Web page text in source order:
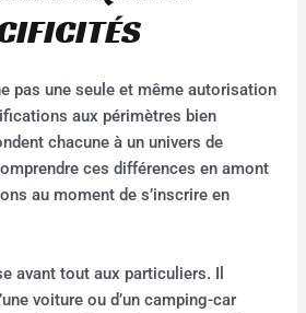
pas une seule et même autorisation
aux périmètres bien
chacune à un univers de
ces différences en amont
au moment de s’inscrire en
avant tout aux particuliers. Il
voiture ou d’un camping-car